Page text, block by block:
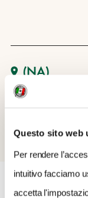
Questo sito web
Per rendere
intuitivo facciamo
accetta
(NA)